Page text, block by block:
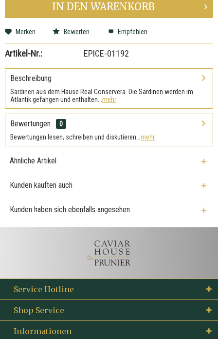
IN DEN WARENKORB
Merken Bewerten Empfehlen
Artikel-Nr.: EPICE-01192
Beschreibung
Sardinen aus dem Hause Real Conservera. Die Sardinen werden im
Atlantik gefangen und enthalten... mehr
Bewertungen
0
Bewertungen lesen, schreiben und diskutieren... mehr
Ähnliche Artikel
Kunden kauften auch
Kunden haben sich ebenfalls angesehen
Service Hotline
Shop Service
Informationen